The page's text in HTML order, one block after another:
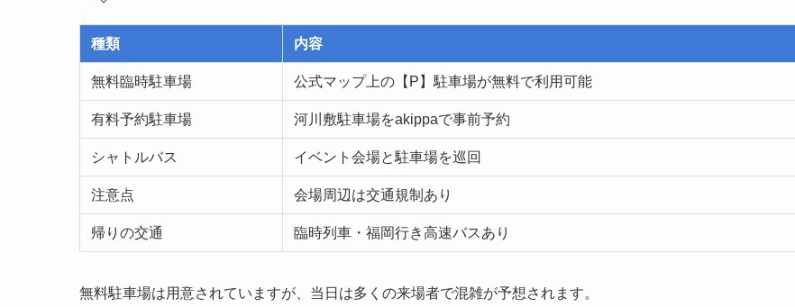
種類 内容
無料臨時駐車場 公式マップ上の【P】駐車場が無料で利用可能
有料予約駐車場 河川敷駐車場をakippaで事前予約
シャトルバス イベント会場と駐車場を巡回
注意点 会場周辺は交通規制あり
帰りの交通 臨時列車・福岡行き高速バスあり
無料駐車場は用意されていますが、当日は多くの来場者で混雑が予想されます。